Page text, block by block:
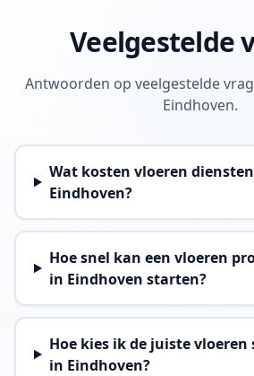
Veelgestelde
Antwoorden op veelgestelde
Eindhoven.
Wat kosten vloeren
Eindhoven?
Hoe snel kan een vloeren
in Eindhoven starten?
Hoe kies ik de juiste vloeren
in Eindhoven?